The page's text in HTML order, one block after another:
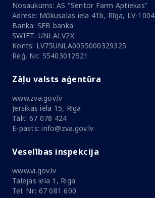
Nosaukums: AS "Sentor Farm Aptiekas"
Adrese: Mūkusalas iela 41b, Rīga, LV-1004
Banka: SEB banka
SWIFT: UNLALV2X
Konts: LV75UNLA0055000329325
Reģ. Nr.: 55403012521
Zāļu valsts aģentūra
www.zva.gov.lv
Jersikas iela 15, Rīga
Tālr.: 67 078 424
E-pasts: info@zva.gov.lv
Veselības inspekcija
www.vi.gov.lv
Talejas iela 1, Riga
Tel. Nr.: 67 081 600